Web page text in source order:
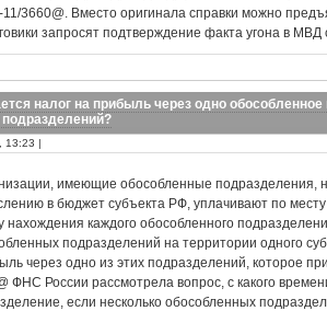
3660@. Вместо оригинала справки можно
запросят подтверждение факта угона в МВД
налог на прибыль через одно
13:23 |
имеющие обособленные подразделения,
в бюджет субъекта РФ, уплачивают по
нахождения каждого обособленного
подразделений на территории одного
через одно из этих подразделений, которое
России рассмотрела вопрос, с какого
если несколько обособленных